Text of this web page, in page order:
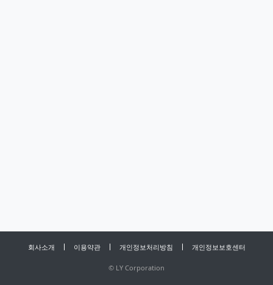
회사소개 이용약관 개인정보처리방침 개인정보보호센터
© LY Corporation